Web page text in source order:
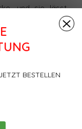
BESTELLEN
und sie lässt
interessante
am Ende das
Erfahrung nach